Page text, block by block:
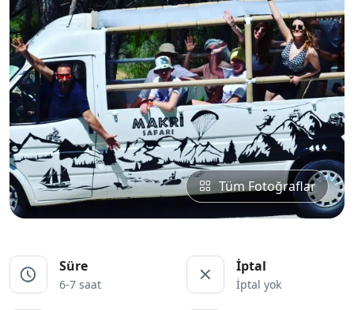
Tüm Fotoğraflar
Süre
6-7 saat
İptal
İptal yok